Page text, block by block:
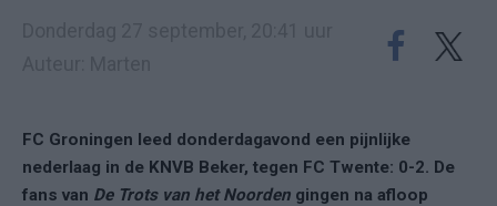
FC Groningen leed donderdagavond een pijnlijke
nederlaag in de KNVB Beker, tegen FC Twente: 0-2. De
fans van De Trots van het Noorden gingen na afloop